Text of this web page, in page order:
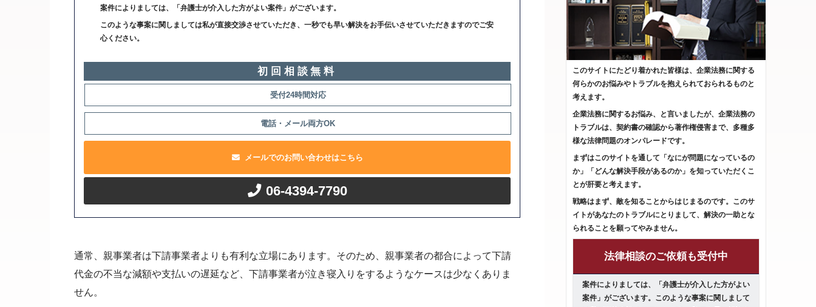
案件によりましては、「弁護士が介入した方がよい案件」がございます。
このような事案に関しましては私が直接交渉させていただき、一秒でも早い解決をお手伝いさせていただきますのでご安
心ください。
初回相談無料
受付24時間対応
電話・メール両方OK
メールでのお問い合わせはこちら
06-4394-7790
通常、親事業者は下請事業者よりも有利な立場にあります。そのため、親事業者の都合によって下請
代金の不当な減額や支払いの遅延など、下請事業者が泣き寝入りをするようなケースは少なくありま
せん。
このサイトにたどり着かれた皆様は、企業法務に関する
何らかのお悩みやトラブルを抱えられておられるものと
考えます。
企業法務に関するお悩み、と言いましたが、企業法務の
トラブルは、契約書の確認から著作権侵害まで、多種多
様な法律問題のオンパレードです。
まずはこのサイトを通して「なにが問題になっているの
か」「どんな解決手段があるのか」を知っていただくこ
とが肝要と考えます。
戦略はまず、敵を知ることからはじまるのです。このサ
イトがあなたのトラブルにとりまして、解決の一助とな
られることを願ってやみません。
法律相談のご依頼も受付中
案件によりましては、「弁護士が介入した方がよい
案件」がございます。このような事案に関しまして